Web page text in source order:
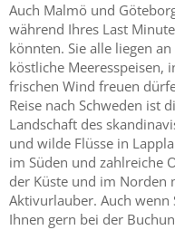
Auch Malmö und
während Ihres Last
könnten. Sie alle liegen
köstliche Meeresspeisen,
frischen Wind freuen
Reise nach Schweden ist
Landschaft des
und wilde Flüsse in
im Süden und zahlreiche
der Küste und im Norden
Aktivurlauber. Auch wenn
Ihnen gern bei der